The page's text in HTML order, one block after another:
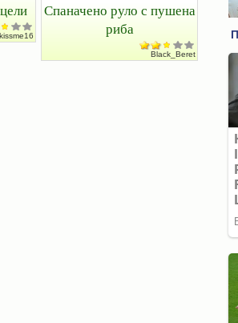
kissme16
Спаначено руло с пушена
риба
Black_Beret